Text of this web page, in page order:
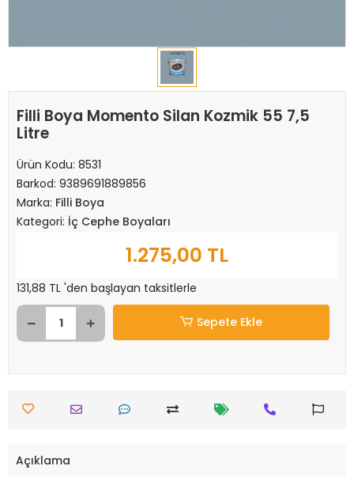
Filli Boya Momento Silan Kozmik 55 7,5
Litre
Ürün Kodu: 8531
Barkod: 9389691889856
Marka: Filli Boya
Kategori: İç Cephe Boyaları
1.275,00 TL
131,88 TL 'den başlayan taksitlerle
Sepete Ekle
Açıklama